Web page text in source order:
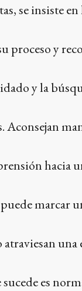
se insiste
y
y la
Aconsejan
hacia
puede marcar
es